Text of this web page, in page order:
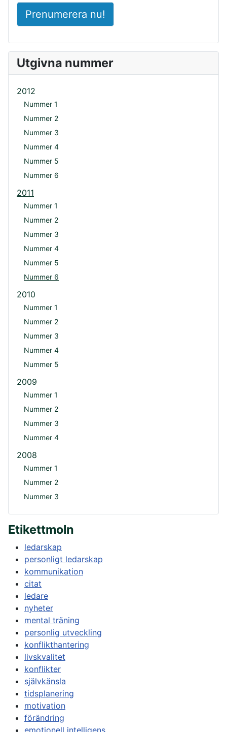
Prenumerera nu!
Utgivna nummer
2012
Nummer 1
Nummer 2
Nummer 3
Nummer 4
Nummer 5
Nummer 6
2011
Nummer 1
Nummer 2
Nummer 3
Nummer 4
Nummer 5
Nummer 6
2010
Nummer 1
Nummer 2
Nummer 3
Nummer 4
Nummer 5
2009
Nummer 1
Nummer 2
Nummer 3
Nummer 4
2008
Nummer 1
Nummer 2
Nummer 3
Etikettmoln
ledarskap
personligt ledarskap
kommunikation
citat
ledare
nyheter
mental träning
personlig utveckling
konflikthantering
livskvalitet
konflikter
självkänsla
tidsplanering
motivation
förändring
emotionell intelligens